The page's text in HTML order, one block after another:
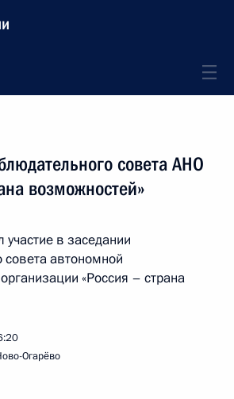
совета АНО
возможностей»
участие в заседании
автономной
«Россия – страна
Огарёво